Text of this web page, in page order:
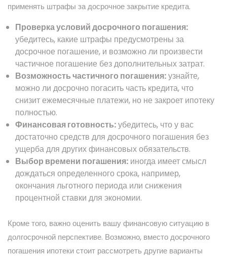
применять штрафы за досрочное закрытие кредита.
Проверка условий досрочного погашения:
убедитесь, какие штрафы предусмотрены за
досрочное погашение, и возможно ли произвести
частичное погашение без дополнительных затрат.
Возможность частичного погашения:узнайте,
можно ли досрочно погасить часть кредита, что
снизит ежемесячные платежи, но не закроет ипотеку
полностью.
Финансовая готовность:убедитесь, что у вас
достаточно средств для досрочного погашения без
ущерба для других финансовых обязательств.
Выбор времени погашения: иногда имеет смысл
дождаться определенного срока, например,
окончания льготного периода или снижения
процентной ставки для экономии.
Кроме того, важно оценить вашу финансовую ситуацию в
долгосрочной перспективе. Возможно, вместо досрочного
погашения ипотеки стоит рассмотреть другие варианты